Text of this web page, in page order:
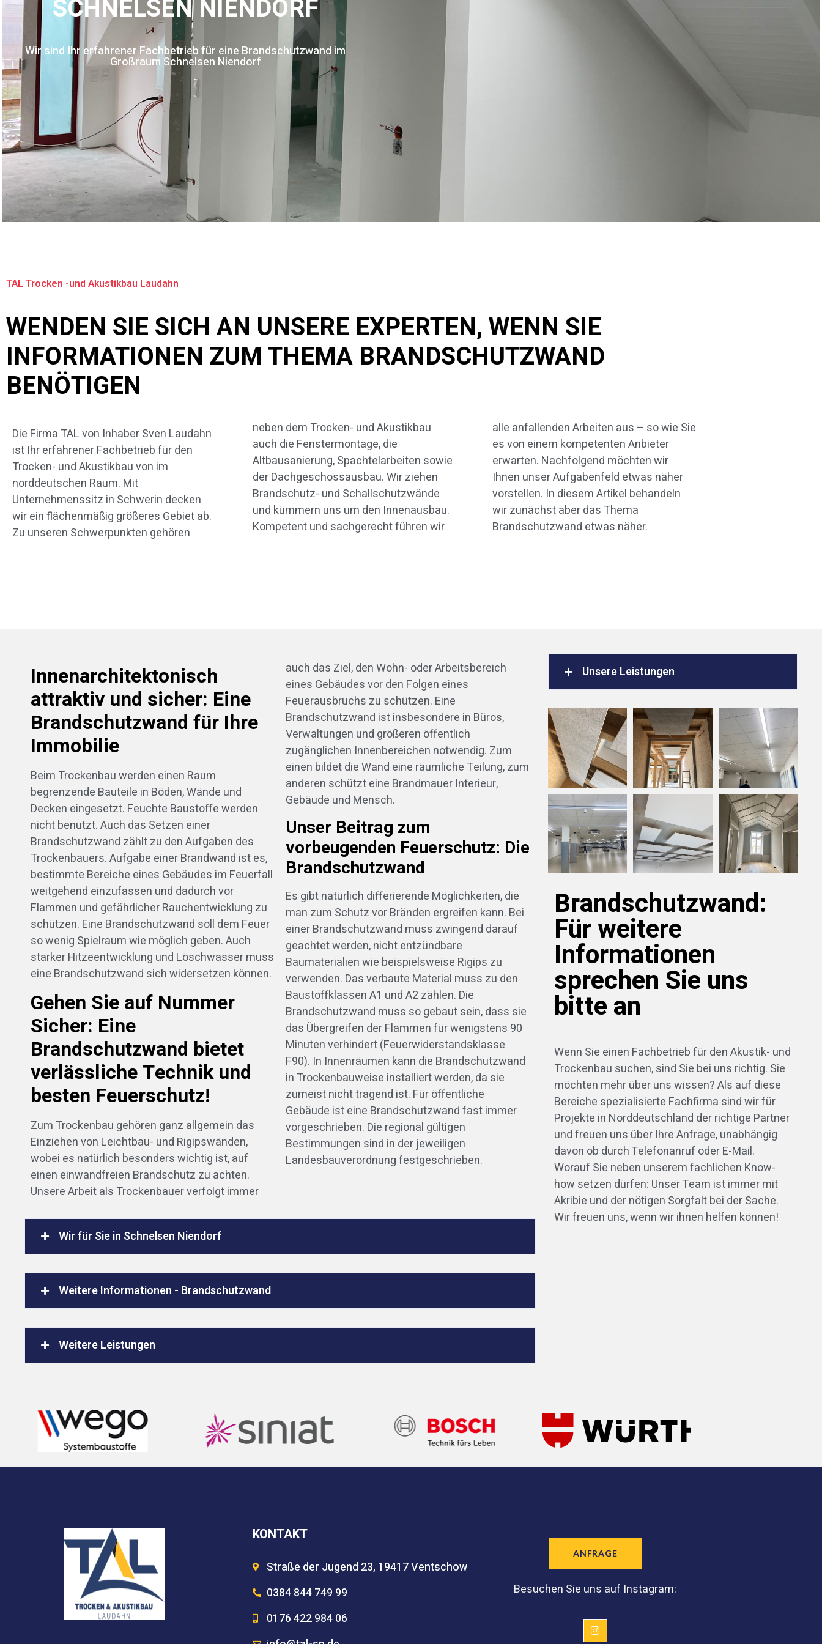
SCHNELSEN NIENDORF
Wir sind Ihr erfahrener Fachbetrieb für eine Brandschutzwand im
Großraum Schnelsen Niendorf
TAL Trocken -und Akustikbau Laudahn
WENDEN SIE SICH AN UNSERE EXPERTEN, WENN SIE
INFORMATIONEN ZUM THEMA BRANDSCHUTZWAND
BENÖTIGEN
Die Firma TAL von Inhaber Sven Laudahn
ist Ihr erfahrener Fachbetrieb für den
Trocken- und Akustikbau von im
norddeutschen Raum. Mit
Unternehmenssitz in Schwerin decken
wir ein flächenmäßig größeres Gebiet ab.
Zu unseren Schwerpunkten gehören
neben dem Trocken- und Akustikbau
auch die Fenstermontage, die
Altbausanierung, Spachtelarbeiten sowie
der Dachgeschossausbau. Wir ziehen
Brandschutz- und Schallschutzwände
und kümmern uns um den Innenausbau.
Kompetent und sachgerecht führen wir
alle anfallenden Arbeiten aus – so wie Sie
es von einem kompetenten Anbieter
erwarten. Nachfolgend möchten wir
Ihnen unser Aufgabenfeld etwas näher
vorstellen. In diesem Artikel behandeln
wir zunächst aber das Thema
Brandschutzwand etwas näher.
Innenarchitektonisch
attraktiv und sicher: Eine
Brandschutzwand für Ihre
Immobilie
Beim Trockenbau werden einen Raum
begrenzende Bauteile in Böden, Wände und
Decken eingesetzt. Feuchte Baustoffe werden
nicht benutzt. Auch das Setzen einer
Brandschutzwand zählt zu den Aufgaben des
Trockenbauers. Aufgabe einer Brandwand ist es,
bestimmte Bereiche eines Gebäudes im Feuerfall
weitgehend einzufassen und dadurch vor
Flammen und gefährlicher Rauchentwicklung zu
schützen. Eine Brandschutzwand soll dem Feuer
so wenig Spielraum wie möglich geben. Auch
starker Hitzeentwicklung und Löschwasser muss
eine Brandschutzwand sich widersetzen können.
Gehen Sie auf Nummer
Sicher: Eine
Brandschutzwand bietet
verlässliche Technik und
besten Feuerschutz!
Zum Trockenbau gehören ganz allgemein das
Einziehen von Leichtbau- und Rigipswänden,
wobei es natürlich besonders wichtig ist, auf
einen einwandfreien Brandschutz zu achten.
Unsere Arbeit als Trockenbauer verfolgt immer
auch das Ziel, den Wohn- oder Arbeitsbereich
eines Gebäudes vor den Folgen eines
Feuerausbruchs zu schützen. Eine
Brandschutzwand ist insbesondere in Büros,
Verwaltungen und größeren öffentlich
zugänglichen Innenbereichen notwendig. Zum
einen bildet die Wand eine räumliche Teilung, zum
anderen schützt eine Brandmauer Interieur,
Gebäude und Mensch.
Unser Beitrag zum
vorbeugenden Feuerschutz: Die
Brandschutzwand
Es gibt natürlich differierende Möglichkeiten, die
man zum Schutz vor Bränden ergreifen kann. Bei
einer Brandschutzwand muss zwingend darauf
geachtet werden, nicht entzündbare
Baumaterialien wie beispielsweise Rigips zu
verwenden. Das verbaute Material muss zu den
Baustoffklassen A1 und A2 zählen. Die
Brandschutzwand muss so gebaut sein, dass sie
das Übergreifen der Flammen für wenigstens 90
Minuten verhindert (Feuerwiderstandsklasse
F90). In Innenräumen kann die Brandschutzwand
in Trockenbauweise installiert werden, da sie
zumeist nicht tragend ist. Für öffentliche
Gebäude ist eine Brandschutzwand fast immer
vorgeschrieben. Die regional gültigen
Bestimmungen sind in der jeweiligen
Landesbauverordnung festgeschrieben.
Wir für Sie in Schnelsen Niendorf
Weitere Informationen - Brandschutzwand
Weitere Leistungen
Unsere Leistungen
Brandschutzwand:
Für weitere
Informationen
sprechen Sie uns
bitte an
Wenn Sie einen Fachbetrieb für den Akustik- und
Trockenbau suchen, sind Sie bei uns richtig. Sie
möchten mehr über uns wissen? Als auf diese
Bereiche spezialisierte Fachfirma sind wir für
Projekte in Norddeutschland der richtige Partner
und freuen uns über Ihre Anfrage, unabhängig
davon ob durch Telefonanruf oder E-Mail.
Worauf Sie neben unserem fachlichen Know-
how setzen dürfen: Unser Team ist immer mit
Akribie und der nötigen Sorgfalt bei der Sache.
Wir freuen uns, wenn wir ihnen helfen können!
KONTAKT
Straße der Jugend 23, 19417 Ventschow
0384 844 749 99
0176 422 984 06
ANFRAGE
Besuchen Sie uns auf Instagram: